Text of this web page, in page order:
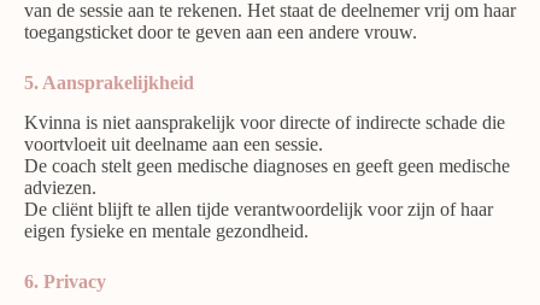
van de sessie aan te rekenen. Het staat de deelnemer vrij om haar
toegangsticket door te geven aan een andere vrouw.
5. Aansprakelijkheid
Kvinna is niet aansprakelijk voor directe of indirecte schade die
voortvloeit uit deelname aan een sessie.
De coach stelt geen medische diagnoses en geeft geen medische
adviezen.
De cliënt blijft te allen tijde verantwoordelijk voor zijn of haar
eigen fysieke en mentale gezondheid.
6. Privacy